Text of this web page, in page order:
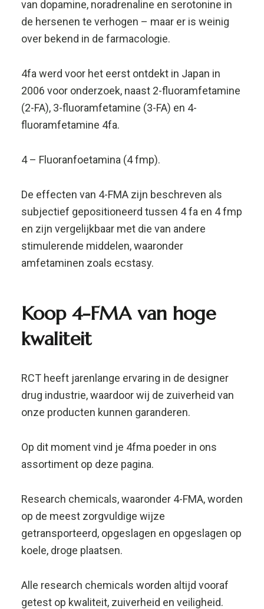
De effecten van 4-FMA zijn beschreven als
subjectief gepositioneerd tussen 4 fa en 4 fmp
en zijn vergelijkbaar met die van andere
amfetaminen zoals ecstasy.
Koop4-FMA van hoge
kwaliteit
RCT heeft jarenlange ervaring in de designer
drug industrie, waardoor wij de zuiverheid van
onze producten kunnen garanderen.
Op dit moment vind je 4fma poeder in ons
Research chemicals, waaronder 4-FMA, worden
op de meest zorgvuldige wijze
getransporteerd, opgeslagen en opgeslagen op
Alle research chemicals worden altijd vooraf
getest op kwaliteit, zuiverheid en veiligheid.
Alle producten, inclusief 4-fma 4 Fa, zijn
redelijk geprijsd.
Bestel 4-FMA
veiligendiscreet.
Alle RCT-boosters zijn van hoge kwaliteit en
redelijk geprijsd.